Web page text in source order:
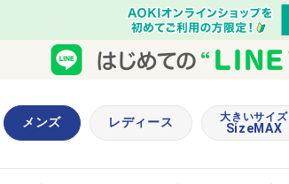
メンズ レディース 大きいサイズ
SizeMAX